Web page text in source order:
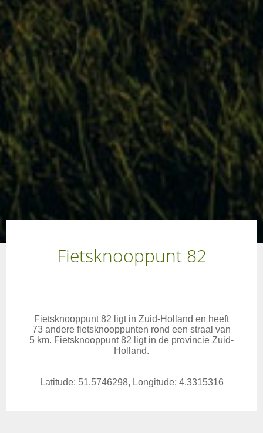
Fietsknooppunt 82
Fietsknooppunt 82 ligt in Zuid-Holland en heeft
73 andere fietsknooppunten rond een straal van
5 km. Fietsknooppunt 82 ligt in de provincie Zuid-
Holland.
Latitude: 51.5746298, Longitude: 4.3315316